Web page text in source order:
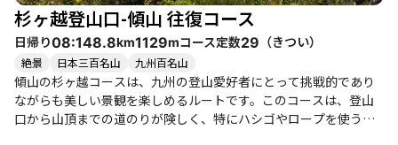
ず、下山後には近くの温泉や美味しいグルメも楽しめるため、登
山の後の楽しみも豊富です。特に、地元の名物料理を味わうこと
ができるお店も多く、登山の疲れを癒すにはぴったりです。 この
ように、傾山は自然の美しさと登山の楽しさを兼ね備えた素晴ら
しい場所です。ぜひ、季節ごとの魅力を感じながら訪れてみてく
ださい。
杉ヶ越登山口-傾山 往復コース
日帰り08:148.8km1129mコース定数29 （きつい）
絶景 日本三百名山 九州百名山
傾山の杉ヶ越コースは、九州の登山愛好者にとって挑戦的であり
ながらも美しい景観を楽しめるルートです。このコースは、登山
口から山頂までの道のりが険しく、特にハシゴやロープを使う場